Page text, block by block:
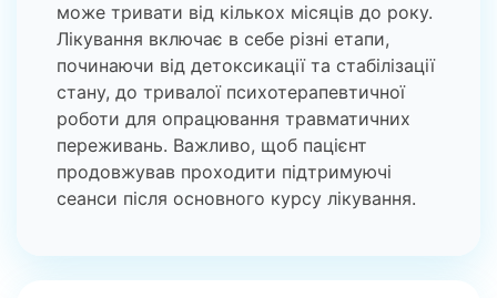
може тривати від кількох місяців до року.
Лікування включає в себе різні етапи,
починаючи від детоксикації та стабілізації
стану, до тривалої психотерапевтичної
роботи для опрацювання травматичних
переживань. Важливо, щоб пацієнт
продовжував проходити підтримуючі
сеанси після основного курсу лікування.